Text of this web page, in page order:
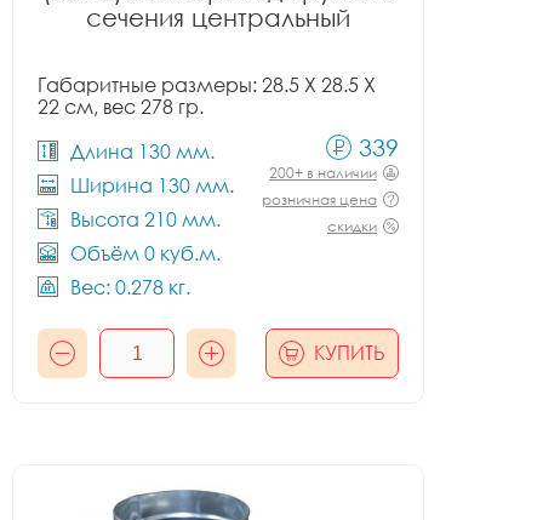
сечения центральный
Габаритные размеры: 28.5 X 28.5 X
22 см, вес 278 гр.
Длина 130 мм.
Ширина 130 мм.
Высота 210 мм.
Объём 0 куб.м.
Вес: 0.278 кг.
339
200+ в наличии
розничная цена
скидки
КУПИТЬ